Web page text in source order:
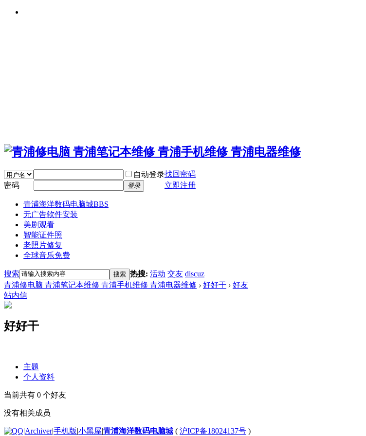
自动登录找回密码
密码
登录 立即注册
青浦海洋数码电脑城BBS
无广告软件安装
美剧观看
智能证件照
老照片修复
全球音乐免费
搜索 搜索 热搜: 活动 交友 discuz
青浦修电脑 青浦笔记本维修 青浦手机维修 青浦电器维修 › 好好干 › 好友
站内信
好好干
主题
个人资料
当前共有 0 个好友
没有相关成员
|Archiver|手机版|小黑屋|青浦海洋数码电脑城 ( 沪ICP备18024137号 )